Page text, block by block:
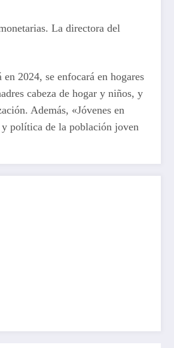
La directora del
2024, se enfocará en hogares
cabeza de hogar y niños, y
Además, «Jóvenes en
política de la población joven